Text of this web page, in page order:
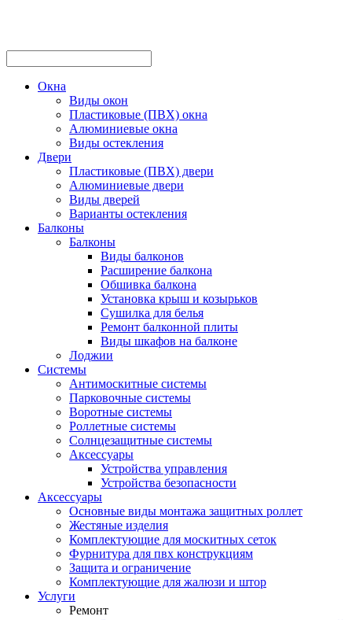
Окна
Виды окон
Пластиковые (ПВХ) окна
Алюминиевые окна
Виды остекления
Двери
Пластиковые (ПВХ) двери
Алюминиевые двери
Виды дверей
Варианты остекления
Балконы
Балконы
Виды балконов
Расширение балкона
Обшивка балкона
Установка крыш и козырьков
Сушилка для белья
Ремонт балконной плиты
Виды шкафов на балконе
Лоджии
Системы
Антимоскитные системы
Парковочные системы
Воротные системы
Роллетные системы
Солнцезащитные системы
Аксессуары
Устройства управления
Устройства безопасности
Аксессуары
Основные виды монтажа защитных роллет
Жестяные изделия
Комплектующие для москитных сеток
Фурнитура для пвх конструкциям
Защита и ограничение
Комплектующие для жалюзи и штор
Услуги
Ремонт